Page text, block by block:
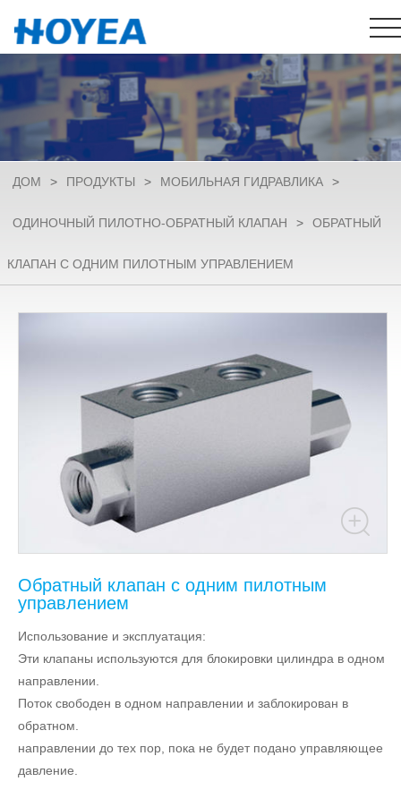
ДОМ > ПРОДУКТЫ > МОБИЛЬНАЯ ГИДРАВЛИКА >
ОДИНОЧНЫЙ ПИЛОТНО-ОБРАТНЫЙ КЛАПАН > ОБРАТНЫЙ
КЛАПАН С ОДНИМ ПИЛОТНЫМ УПРАВЛЕНИЕМ
Обратный клапан с одним пилотным
управлением
Использование и эксплуатация:
Эти клапаны используются для блокировки цилиндра в одном
направлении.
Поток свободен в одном направлении и заблокирован в
обратном.
направлении до тех пор, пока не будет подано управляющее
давление.